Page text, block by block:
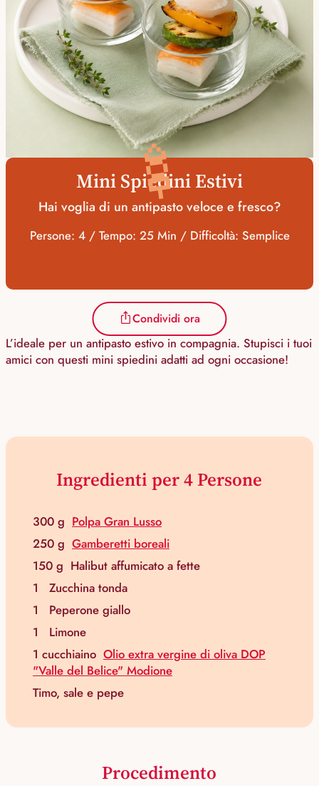
🍢
Mini Spiedini Estivi
Hai voglia di un antipasto veloce e fresco?
Persone: 4 / Tempo: 25 Min / Difficoltà: Semplice
Condividi ora
L’ideale per un antipasto estivo in compagnia. Stupisci i tuoi
amici con questi mini spiedini adatti ad ogni occasione!
Ingredienti per 4 Persone
300 g Polpa Gran Lusso
250 g Gamberetti boreali
150 g Halibut affumicato a fette
1
Zucchina tonda
1
Peperone giallo
1
Limone
1 cucchiaino Olio extra vergine di oliva DOP
"Valle del Belice" Modione
Timo, sale e pepe
Procedimento